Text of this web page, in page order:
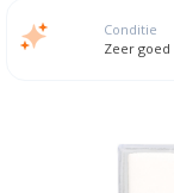
Conditie
Zeer goed